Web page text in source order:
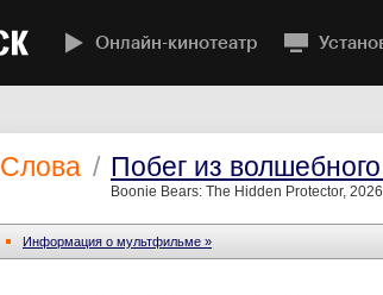
Онлайн-кинотеатр
Слова / Побег из
Boonie Bears: The Hidden Protector, 2026
Информация o мультфильме »